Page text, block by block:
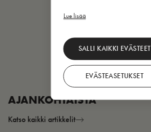
Lue lisää
SALLI KAIKKI EVÄSTEET
EVÄSTEASETUKSET
AJANKOHTAISTA
Katso kaikki artikkelit